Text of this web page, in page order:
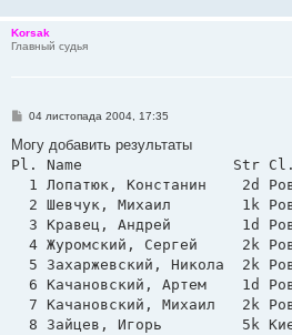
я
Korsak
Главный судья
П
в
і
д
о
л
е
н
04 листопада 2004, 17:35
Могу добавить результаты
Pl. Name                 Str Cl.
1 Лопатюк, Констанин    2d
2 Шевчук, Михаил        1k
3 Кравец, Андрей        1d
4 Журомский, Сергей     2k
5 Захаржевский, Никола  2k
6 Качановский, Артем    1d
7 Качановский, Михаил   2k
8 Зайцев, Игорь         5k